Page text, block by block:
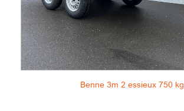
Benne 3m 2 essieux 750 kg